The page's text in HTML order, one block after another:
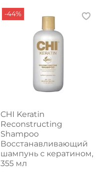
-44%
CHI Keratin
Reconstructing
Shampoo
Восстанавливающий
шампунь с кератином,
355 мл